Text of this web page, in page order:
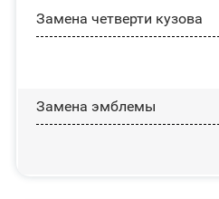
Замена четверти кузова
Замена эмблемы